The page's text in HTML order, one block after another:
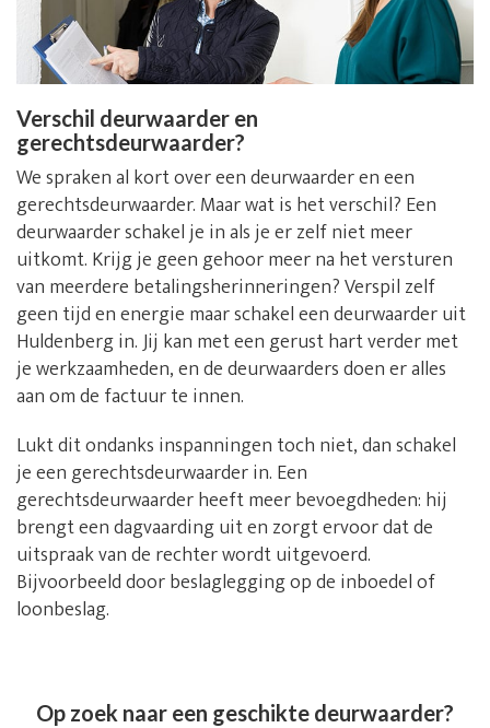
Verschil deurwaarder en
gerechtsdeurwaarder?
We spraken al kort over een deurwaarder en een
gerechtsdeurwaarder. Maar wat is het verschil? Een
deurwaarder schakel je in als je er zelf niet meer
uitkomt. Krijg je geen gehoor meer na het versturen
van meerdere betalingsherinneringen? Verspil zelf
geen tijd en energie maar schakel een deurwaarder uit
Huldenberg in. Jij kan met een gerust hart verder met
je werkzaamheden, en de deurwaarders doen er alles
aan om de factuur te innen.
Lukt dit ondanks inspanningen toch niet, dan schakel
je een gerechtsdeurwaarder in. Een
gerechtsdeurwaarder heeft meer bevoegdheden: hij
brengt een dagvaarding uit en zorgt ervoor dat de
uitspraak van de rechter wordt uitgevoerd.
Bijvoorbeeld door beslaglegging op de inboedel of
loonbeslag.
Op zoek naar een geschikte deurwaarder?